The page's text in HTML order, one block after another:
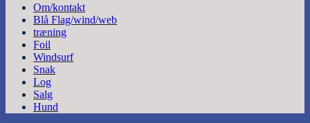
Om/kontakt
Blå Flag/wind/web
træning
Foil
Windsurf
Snak
Log
Salg
Hund